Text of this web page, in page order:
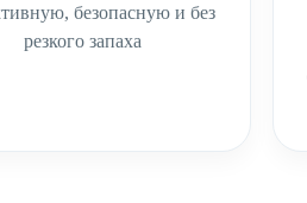
безопасную и без
резкого запаха